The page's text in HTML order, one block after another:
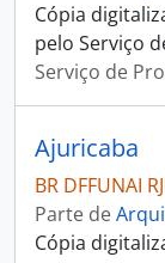
Cópia
pelo Serviço
Serviço de
Ajuricaba
BR DFFUNAI
Parte de
Cópia